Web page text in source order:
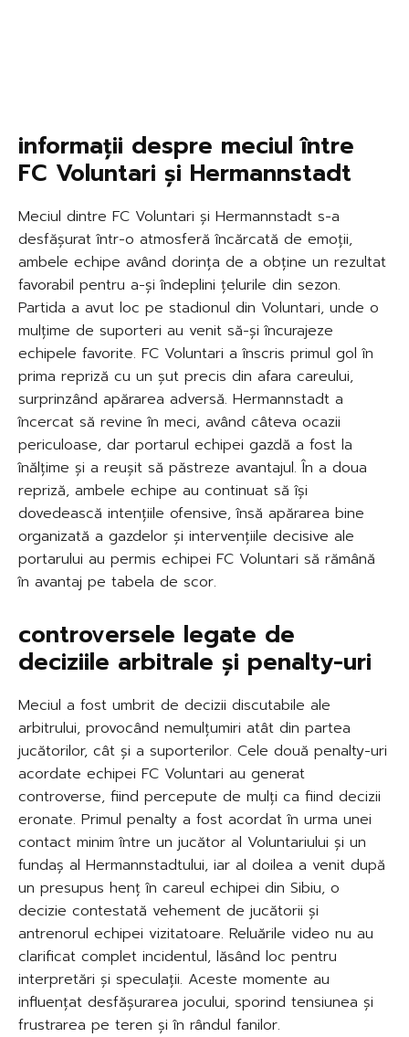
informații despre meciul între
FC Voluntari și Hermannstadt
Meciul dintre FC Voluntari și Hermannstadt s-a
desfășurat într-o atmosferă încărcată de emoții,
ambele echipe având dorința de a obține un rezultat
favorabil pentru a-și îndeplini țelurile din sezon.
Partida a avut loc pe stadionul din Voluntari, unde o
mulțime de suporteri au venit să-și încurajeze
echipele favorite. FC Voluntari a înscris primul gol în
prima repriză cu un șut precis din afara careului,
surprinzând apărarea adversă. Hermannstadt a
încercat să revine în meci, având câteva ocazii
periculoase, dar portarul echipei gazdă a fost la
înălțime și a reușit să păstreze avantajul. În a doua
repriză, ambele echipe au continuat să își
dovedească intențiile ofensive, însă apărarea bine
organizată a gazdelor și intervențiile decisive ale
portarului au permis echipei FC Voluntari să rămână
în avantaj pe tabela de scor.
controversele legate de
deciziile arbitrale și penalty-uri
Meciul a fost umbrit de decizii discutabile ale
arbitrului, provocând nemulțumiri atât din partea
jucătorilor, cât și a suporterilor. Cele două penalty-uri
acordate echipei FC Voluntari au generat
controverse, fiind percepute de mulți ca fiind decizii
eronate. Primul penalty a fost acordat în urma unei
contact minim între un jucător al Voluntariului și un
fundaș al Hermannstadtului, iar al doilea a venit după
un presupus henț în careul echipei din Sibiu, o
decizie contestată vehement de jucătorii și
antrenorul echipei vizitatoare. Reluările video nu au
clarificat complet incidentul, lăsând loc pentru
interpretări și speculații. Aceste momente au
influențat desfășurarea jocului, sporind tensiunea și
frustrarea pe teren și în rândul fanilor.